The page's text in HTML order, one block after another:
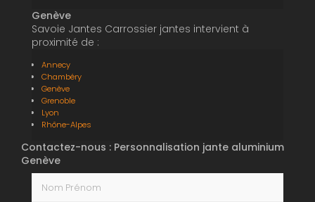
Genève
Savoie Jantes Carrossier jantes intervient à
proximité de :
Annecy
Chambéry
Genève
Grenoble
Lyon
Rhône-Alpes
Contactez-nous : Personnalisation jante aluminium
Genève